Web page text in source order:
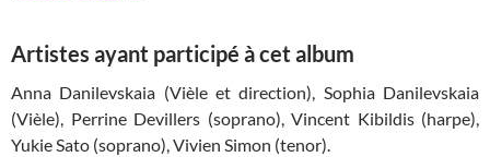
Artistes ayant participé à cet album
Anna Danilevskaia (Vièle et direction), Sophia Danilevskaia
(Vièle), Perrine Devillers (soprano), Vincent Kibildis (harpe),
Yukie Sato (soprano), Vivien Simon (tenor).